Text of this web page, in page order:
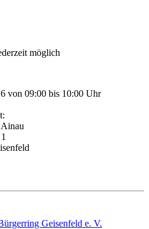
möglich
von 09:00 bis 10:00 Uhr
Geisenfeld e. V.